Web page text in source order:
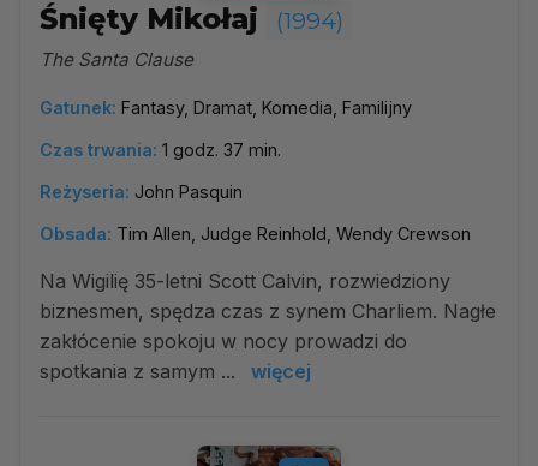
Śnięty Mikołaj (1994)
The Santa Clause
Gatunek: Fantasy, Dramat, Komedia, Familijny
Czas trwania: 1 godz. 37 min.
Reżyseria: John Pasquin
Obsada: Tim Allen, Judge Reinhold, Wendy Crewson
Na Wigilię 35-letni Scott Calvin, rozwiedziony
biznesmen, spędza czas z synem Charliem. Nagłe
zakłócenie spokoju w nocy prowadzi do
spotkania z samym ...
więcej